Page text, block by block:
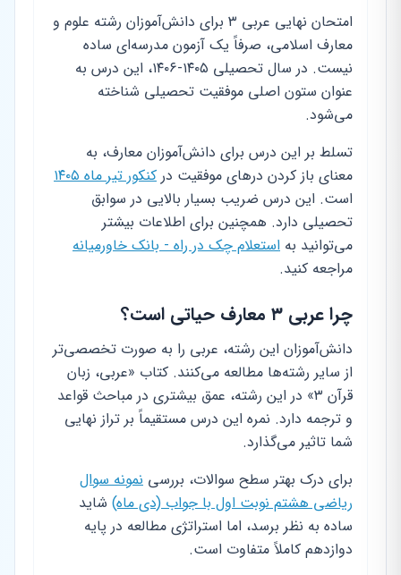
امتحان نهایی عربی ۳ برای دانش‌آموزان رشته علوم و
معارف اسلامی، صرفاً یک آزمون مدرسه‌ای ساده
نیست. در سال تحصیلی ۱۴۰۵-۱۴۰۶، این درس به
عنوان ستون اصلی موفقیت تحصیلی شناخته
می‌شود.
تسلط بر این درس برای دانش‌آموزان معارف، به
معنای باز کردن درهای موفقیت در کنکور تیر ماه ۱۴۰۵
است. این درس ضریب بسیار بالایی در سوابق
تحصیلی دارد. همچنین برای اطلاعات بیشتر
می‌توانید به استعلام چک در راه - بانک خاورمیانه
مراجعه کنید.
چرا عربی ۳ معارف حیاتی است؟
دانش‌آموزان این رشته، عربی را به صورت تخصصی‌تر
از سایر رشته‌ها مطالعه می‌کنند. کتاب «عربی، زبان
قرآن ۳» در این رشته، عمق بیشتری در مباحث قواعد
و ترجمه دارد. نمره این درس مستقیماً بر تراز نهایی
شما تاثیر می‌گذارد.
برای درک بهتر سطح سوالات، بررسی نمونه سوال
ریاضی هشتم نوبت اول با جواب (دی ماه) شاید
ساده به نظر برسد، اما استراتژی مطالعه در پایه
دوازدهم کاملاً متفاوت است.